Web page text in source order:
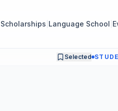
Scholarships Language School
Selected